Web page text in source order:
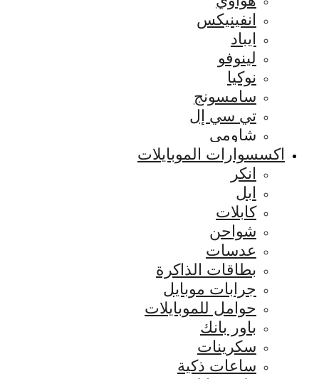
انفينيكس
ايباد
لينوفو
نوكيا
سامسونج
تي سي إل
شاومي
اكسسوارات الموبايلات
انكر
ابل
كابلات
شواحن
عدسات
بطاقات الذاكرة
جرابات موبايل
حوامل للموبايلات
باور بانك
سكرينات
ساعات ذكية